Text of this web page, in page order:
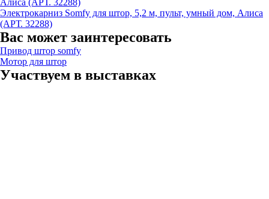
Электрокарниз Somfy для штор, 5,2 м, пульт, умный дом, Алиса
(АРТ. 32288)
Вас может заинтересовать
Привод штор somfy
Мотор для штор
Участвуем в выставках